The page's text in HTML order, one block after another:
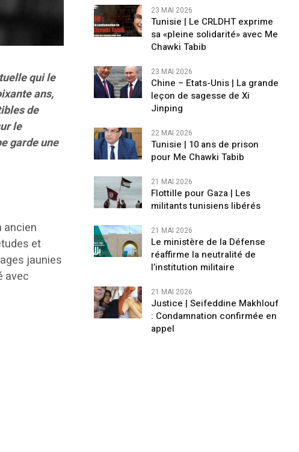
qui le
ans,
de
le
garde une
ancien
et
jaunies
avec
23 MAI 2026
Tunisie | Le CRLDHT exprime
sa «pleine solidarité» avec Me
Chawki Tabib
23 MAI 2026
Chine – Etats-Unis | La grande
leçon de sagesse de Xi
Jinping
22 MAI 2026
Tunisie | 10 ans de prison
pour Me Chawki Tabib
21 MAI 2026
Flottille pour Gaza | Les
militants tunisiens libérés
21 MAI 2026
Le ministère de la Défense
réaffirme la neutralité de
l’institution militaire
21 MAI 2026
Justice | Seifeddine Makhlouf
: Condamnation confirmée en
appel